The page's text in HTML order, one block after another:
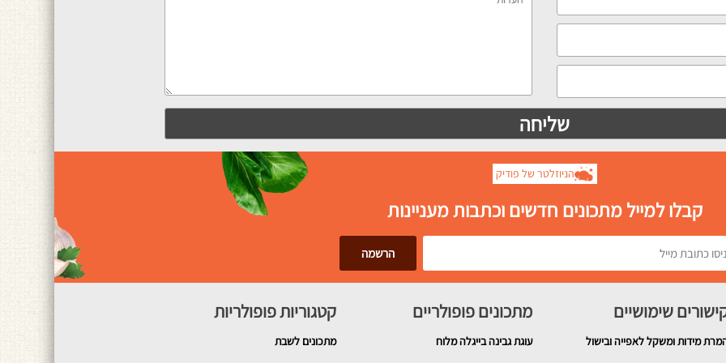
הניוזלטר של פודיק
קבלו למייל מתכונים חדשים וכתבות מעניינות
שימושיים
מידות ומשקל לאפייה ובישול
מתכונים פופולריים
עוגת גבינה בייגלה מלוח
קטגוריות פופולריות
מתכונים לשבת